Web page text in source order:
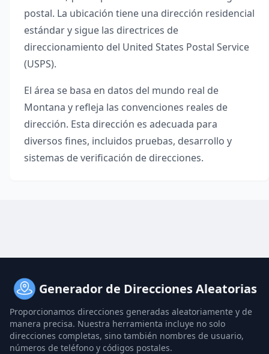
postal. La ubicación tiene una dirección residencial
estándar y sigue las directrices de
direccionamiento del United States Postal Service
(USPS).
El área se basa en datos del mundo real de
Montana y refleja las convenciones reales de
dirección. Esta dirección es adecuada para
diversos fines, incluidos pruebas, desarrollo y
sistemas de verificación de direcciones.
Generador de Direcciones Aleatorias
Proporcionamos direcciones generadas aleatoriamente y de
manera precisa. Nuestra herramienta incluye no solo
direcciones completas, sino también nombres de usuario,
números de teléfono y códigos postales.